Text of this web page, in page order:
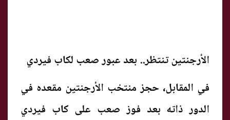
الأرجنتين تنتظر.. بعد عبور صعب لكاب فيردي
في المقابل، حجز منتخب الأرجنتين مقعده في
الدور ذاته بعد فوز صعب على كاب فيردي